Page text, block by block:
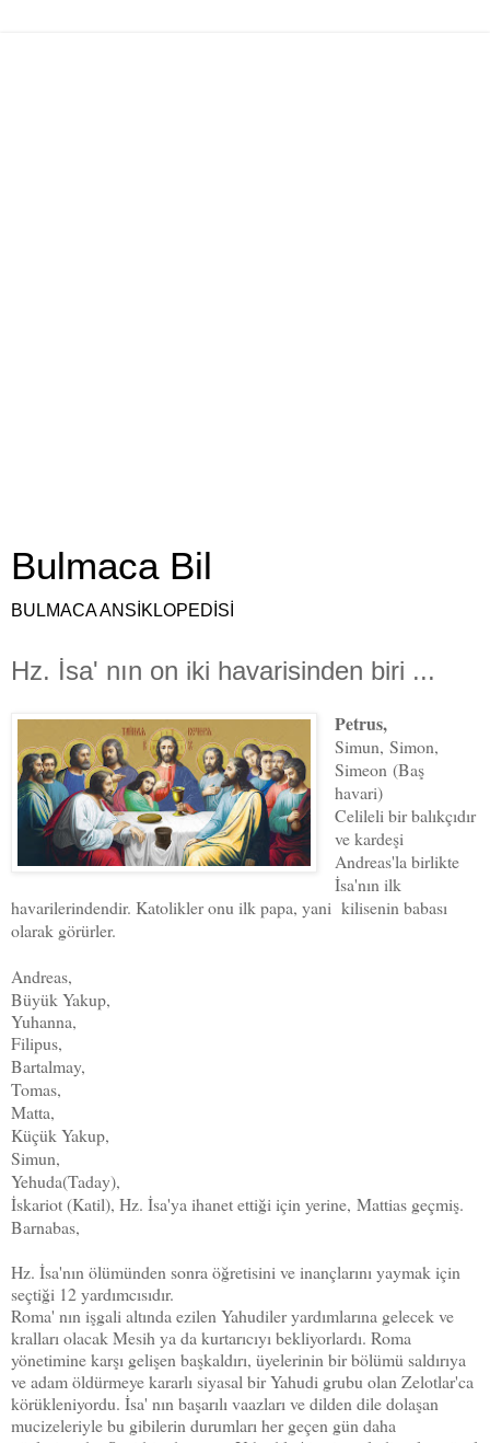
Bulmaca Bil
BULMACA ANSİKLOPEDİSİ
Hz. İsa' nın on iki havarisinden biri ...
Petrus,
Simun, Simon,
Simeon (Baş
havari)
Celileli bir balıkçıdır
ve kardeşi
Andreas'la birlikte
İsa'nın ilk
havarilerindendir. Katolikler onu ilk papa, yani kilisenin babası
olarak görürler.
Andreas,
Büyük Yakup,
Yuhanna,
Filipus,
Bartalmay,
Tomas,
Matta,
Küçük Yakup,
Simun,
Yehuda(Taday),
İskariot (Katil), Hz. İsa'ya ihanet ettiği için yerine, Mattias geçmiş.
Barnabas,
Hz. İsa'nın ölümünden sonra öğretisini ve inançlarını yaymak için
seçtiği 12 yardımcısıdır.
Ro­ma' nın işgali altında ezilen Yahudiler yar­dımlarına gelecek ve
kralları olacak Mesih ya da kurtarıcıyı bekliyorlardı. Roma
yönetimi­ne karşı gelişen başkaldırı, üyelerinin bir bölümü saldırıya
ve adam öldürmeye kararlı siyasal bir Yahudi grubu olan Zelotlar'ca
körükleniyordu. İsa' nın başarılı vaazları ve dilden dile dolaşan
mucizeleriyle bu gibile­rin durumları her geçen gün daha